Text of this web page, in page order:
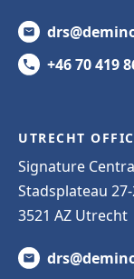
+46 70 419
UTRECHT
Signature
Stadsplateau
3521 AZ Utrecht